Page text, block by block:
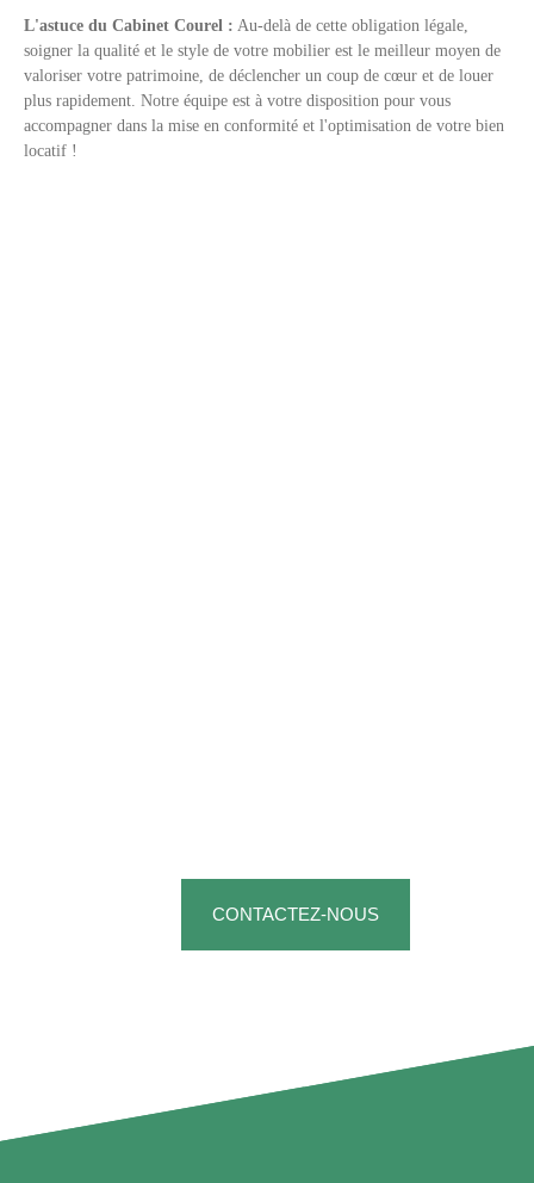
L'astuce du Cabinet Courel : Au-delà de cette obligation légale,
soigner la qualité et le style de votre mobilier est le meilleur moyen de
valoriser votre patrimoine, de déclencher un coup de cœur et de louer
plus rapidement. Notre équipe est à votre disposition pour vous
accompagner dans la mise en conformité et l'optimisation de votre bien
locatif !
CONTACTEZ-NOUS